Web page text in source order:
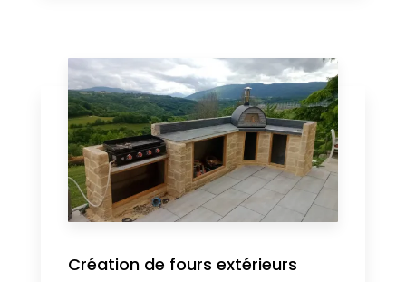
Création de fours extérieurs